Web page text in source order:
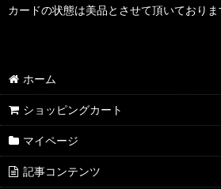
カードの状態は美品とさせて頂いており
ホーム
ショッピングカート
マイページ
記事コンテンツ